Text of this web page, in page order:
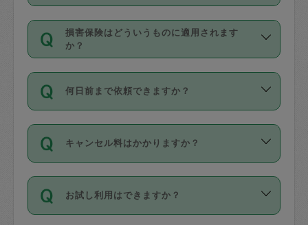
能です。依頼送信後、個別にタスカジさ
んにメッセージを送り調整してくださ
い。ただし、２時間を越えての調整はで
時間も被らない場合、損害保険の対象外
基本的に、高所での作業や危険作業、屋
外での作業は対象外です。
育園や学校の給食やレストランで料理関
係の専門職に従事されていた方、日本で
すでにハウスキーパーや英語の先生とし
てお仕事をしているフィリピン出身の
社員など様々なバックグラウンドの方が
登録しています。
日本語も話せる方など様々です。
ールに記載していますので、各自の得意
応募の際に、各自事務局との面接と説明
を行っています。その後、身分証明書の
写真提出をしていただいています。外国
確認しています。タスカジさんトレーニ
ング動画を使ったセルフトレーニングの
現場トライアルを受け、合格したタスカ
ジさんが活動されています。
※テストセンターの講評は１件目のレビュ
損害保険はどういうものに適用されます
か？
依頼者とタスカジさんとの間でタスカジ
を通して成立した作業時間内での作業に
適用されます。作業範囲は、掃除、洗
です。作業中に物を壊したり、人にけが
をさせたりした場合が対象で、補償金額
す。
何日前まで依頼できますか？
ご依頼は、現在を起点に3日後（72時間
以降）の日時から受付可能となっていま
す。
タスカジさんへ「募集」をかけることが
可能です。
キャンセル料はかかりますか？
キャンセル料には、以下の2種類がありま
す。
お試し利用はできますか？